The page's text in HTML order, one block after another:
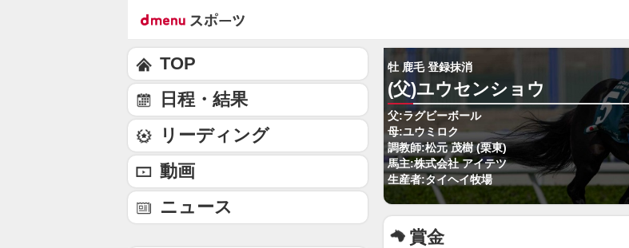
牡 鹿毛 登録抹消
(父)ユウセンショウ
父:ラグビーボール
母:ユウミロク
調教師:松元 茂樹 (栗東)
馬主:株式会社 アイテツ
生産者:タイヘイ牧場
賞金
TOP
日程・結果
リーディング
動画
ニュース